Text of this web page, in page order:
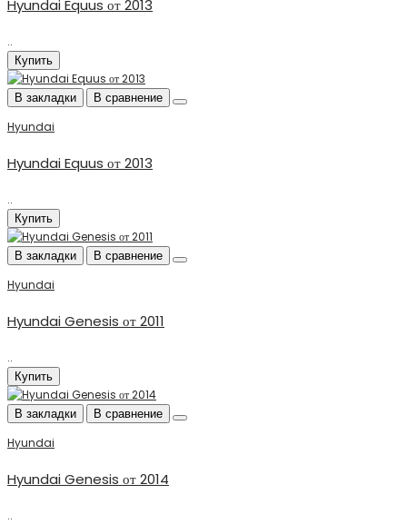
Hyundai Equus от 2013
..
Купить
В закладки В сравнение
Hyundai
Hyundai Equus от 2013
..
Купить
В закладки В сравнение
Hyundai
Hyundai Genesis от 2011
..
Купить
В закладки В сравнение
Hyundai
Hyundai Genesis от 2014
..